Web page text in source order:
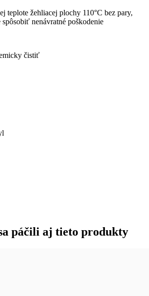
teplote žehliacej plochy 110°C bez pary,
spôsobiť nenávratné poškodenie
čistiť
páčili aj tieto produkty